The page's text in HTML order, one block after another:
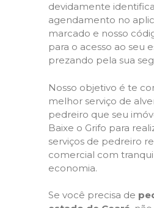
devidamente
agendamento no
marcado e nosso
para o acesso ao seu
prezando pela sua
Nosso objetivo é te
melhor serviço de
pedreiro que seu
Baixe o Grifo para
serviços de pedreiro
comercial com
economia.
Se você precisa de